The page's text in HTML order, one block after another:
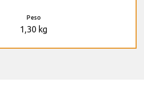
Peso
1,30 kg